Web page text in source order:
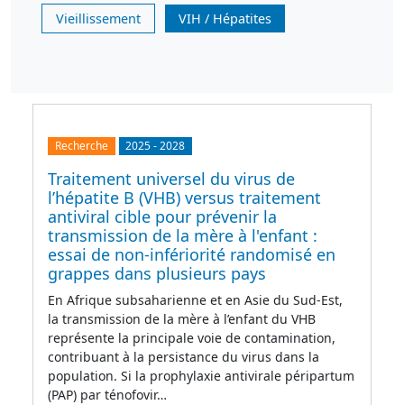
Vieillissement VIH / Hépatites
Recherche 2025-2028
Traitement universel du virus de
l’hépatite B (VHB) versus traitement
antiviral cible pour prévenir la
transmission de la mère à l'enfant :
essai de non-infériorité randomisé en
grappes dans plusieurs pays
En Afrique subsaharienne et en Asie du Sud-Est,
la transmission de la mère à l’enfant du VHB
représente la principale voie de contamination,
contribuant à la persistance du virus dans la
population. Si la prophylaxie antivirale péripartum
(PAP) par ténofovir…